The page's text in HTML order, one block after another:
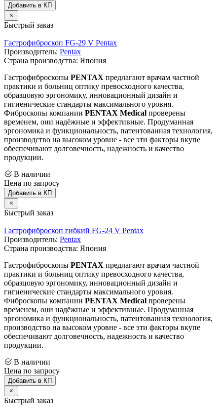
Добавить в КП
Быстрый заказ
Гастрофиброскоп FG-29 V Pentax
Производитель: Pentax
Страна производства: Япония
Гастрофиброскопы PENTAX предлагают врачам частной
практики и больниц оптику превосходного качества,
образцовую эргономику, инновационный дизайн и
гигиенические стандарты максимального уровня.
Фиброскопы компании PENTAX Medical проверены
временем, они надёжные и эффективные. Продуманная
эргономика и функциональность, патентованная технология,
производство на высоком уровне - все эти факторы вкупе
обеспечивают долговечность, надежность и качество
продукции.
В наличии
Цена по запросу
Добавить в КП
Быстрый заказ
Гастрофиброскоп гибкий FG-24 V Pentax
Производитель: Pentax
Страна производства: Япония
Гастрофиброскопы PENTAX предлагают врачам частной
практики и больниц оптику превосходного качества,
образцовую эргономику, инновационный дизайн и
гигиенические стандарты максимального уровня.
Фиброскопы компании PENTAX Medical проверены
временем, они надёжные и эффективные. Продуманная
эргономика и функциональность, патентованная технология,
производство на высоком уровне - все эти факторы вкупе
обеспечивают долговечность, надежность и качество
продукции.
В наличии
Цена по запросу
Добавить в КП
Быстрый заказ